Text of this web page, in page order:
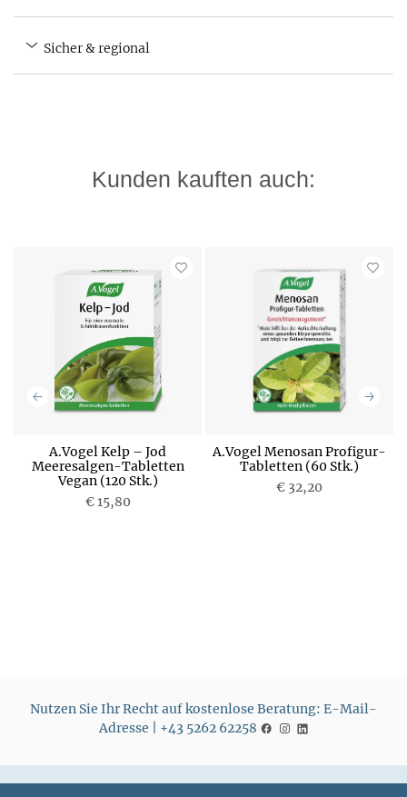
Sicher & regional
Kunden kauften auch:
A.Vogel Kelp – Jod
Meeresalgen-Tabletten
Vegan (120 Stk.)
€ 15,80
A.Vogel Menosan Profigur-
Tabletten (60 Stk.)
€ 32,20
P
Nutzen Sie Ihr Recht auf kostenlose Beratung: E-Mail-
Adresse | +43 5262 62258